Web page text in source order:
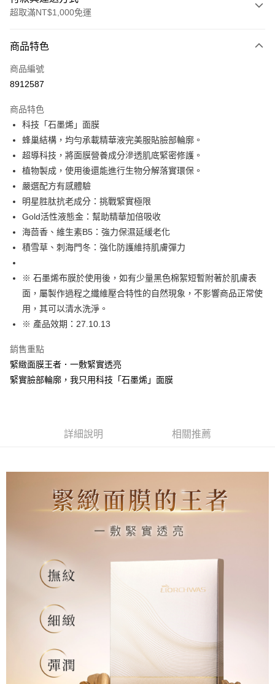
超取滿NT$1,000免運
信用卡一次付款
超商取貨付款
Apple Pay
街口支付
悠遊付
ATM付款
貨到付款
運送方式
全家取貨付款
每筆NT$80，滿NT$1,000(含以上)免運費
每筆NT$80，滿NT$1,000(含以上)免運費
付款後7-11取貨
每筆NT$80，滿NT$1,000(含以上)免運費
商品特色
商品編號
8912587
商品特色
科技「石墨烯」面膜
蜂巢結構，均勻承載精華液完美服貼臉部輪廓。
超導科技，將面膜營養成分滲透肌底緊密修護。
植物製成，使用後還能進行生物分解落實環保。
嚴選配方有感體驗
明星胜肽抗老成分：挑戰緊實極限
Gold活性液態金：幫助精華加倍吸收
海茴香、維生素B5：強力保濕延緩老化
積雪草、刺海門冬：強化防護維持肌膚彈力
※ 石墨烯布膜於使用後，如有少量黑色棉絮短暫附著於肌膚表
面，屬製作過程之纖維壓合特性的自然現象，不影響商品正常使
用，其可以清水洗淨。
※ 產品效期：27.10.13
銷售重點
緊緻面膜王者．一敷緊實透亮
緊實臉部輪廓，我只用科技「石墨烯」面膜
詳細說明 相關推薦